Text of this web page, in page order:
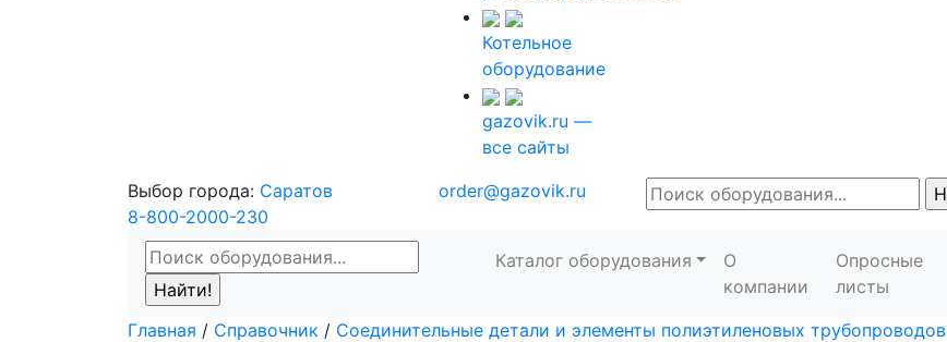
Котельное
оборудование
gazovik.ru —
все сайты
Выбор города: Саратов
8-800-2000-230
order@gazovik.ru
Каталог оборудования
О
компании
Опросные
листы
Главная / Справочник / Соединительные детали и элементы полиэтиленовых трубопроводов